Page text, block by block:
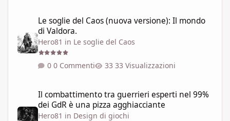
Le soglie del Caos (nuova versione): Il mondo
di Valdora.
Hero81 in Le soglie del Caos
0 Commenti 33 Visualizzazioni
Il combattimento tra guerrieri esperti nel 99%
dei GdR è una pizza agghiacciante
Hero81 in Design di giochi